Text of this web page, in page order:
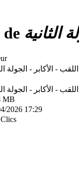
الثانية
- الأكابر - الجولة
MB
2026 17:29